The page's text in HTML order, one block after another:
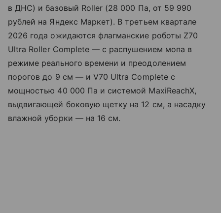
в ДНС) и базовый Roller (28 000 Па, от 59 990
рублей на Яндекс Маркет). В третьем квартале
2026 года ожидаются флагманские роботы Z70
Ultra Roller Complete — с распушением мопа в
режиме реального времени и преодолением
порогов до 9 см — и V70 Ultra Complete с
мощностью 40 000 Па и системой MaxiReachX,
выдвигающей боковую щетку на 12 см, а насадку
влажной уборки — на 16 см.